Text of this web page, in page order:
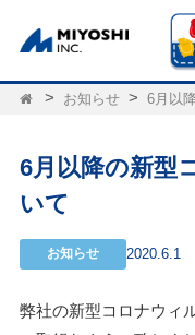
お知らせ 6月以
6月以降の新型
いて
お知らせ 2020.6.1
弊社の新型コロナウィ